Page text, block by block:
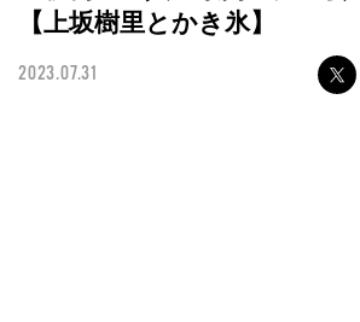
【上坂樹里とかき氷】
2023.07.31